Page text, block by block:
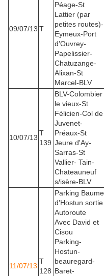
09/07/13 T
Péage-St
Lattier (par
petites routes)-
Eymeux-Port
d'Ouvrey-
Papelissier-
Chatuzange-
Alixan-St
Marcel-BLV
10/07/13
T
139
BLV-Colombier
le vieux-St
Félicien-Col de
Juvenet-
Préaux-St
Jeure d'Ay-
Sarras-St
Vallier- Tain-
Chateauneuf
s/isère-BLV
11/07/13
T
128
Parking Baume
d'Hostun sortie
Autoroute
Avec David et
Cisou
Parking-
Hostun-
beauregard-
Baret-